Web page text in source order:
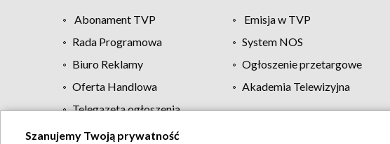
Abonament TVP Emisja w TVP
Rada Programowa
System NOS
Biuro Reklamy
Ogłoszenie przetargowe
Oferta Handlowa
Akademia Telewizyjna
Telegazeta ogłoszenia
Szanujemy Twoją prywatność